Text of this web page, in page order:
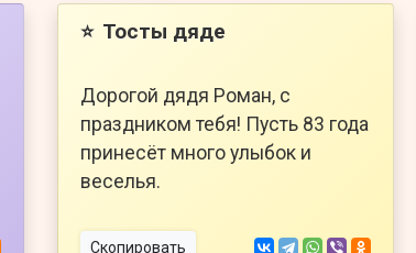
⭐ Тосты дяде
Дорогой дядя Роман, с
праздником тебя! Пусть 83 года
принесёт много улыбок и
веселья.
Скопировать